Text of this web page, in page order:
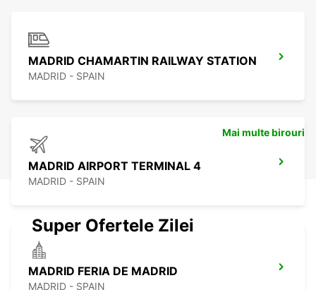
MADRID CHAMARTIN RAILWAY STATION
MADRID - SPAIN
MADRID AIRPORT TERMINAL 4
MADRID - SPAIN
MADRID FERIA DE MADRID
MADRID - SPAIN
Mai multe birouri
Super Ofertele Zilei